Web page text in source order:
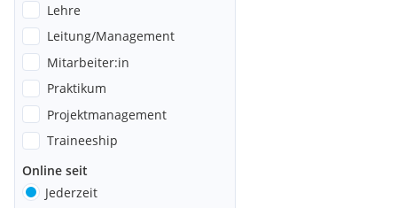
Lehre
Leitung/Management
Mitarbeiter:in
Praktikum
Projektmanagement
Traineeship
Online seit
Jederzeit